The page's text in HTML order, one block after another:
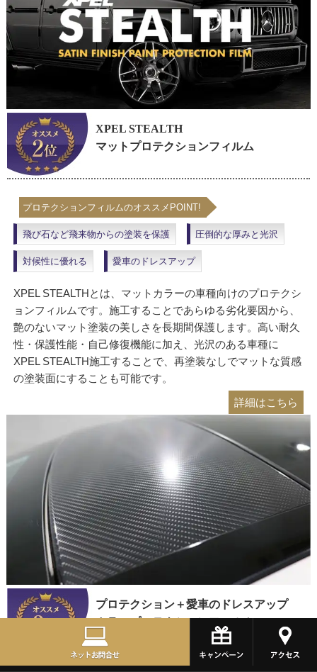
XPEL STEALTH
マットプロテクションフィルム
プロテクションフィルムのオススメPOINT!
飛び石など飛来物からの塗装を保護 圧倒的な厚みと光沢
対候性に優れる 愛車のドレスアップ
XPEL STEALTHとは、マットカラーの車種向けのプロテクシ
ョンフィルムです。施工することであらゆる劣化要因から、
艶のないマット塗装の美しさを長期間保護します。高い耐久
性・保護性能・自己修復機能に加え、光沢のある車種に
XPEL STEALTH施工することで、再塗装なしでマットな質感
の塗装面にすることも可能です。
詳細はこちら
プロテクション＋愛車のドレスアップ
カラープロテクションフィルム